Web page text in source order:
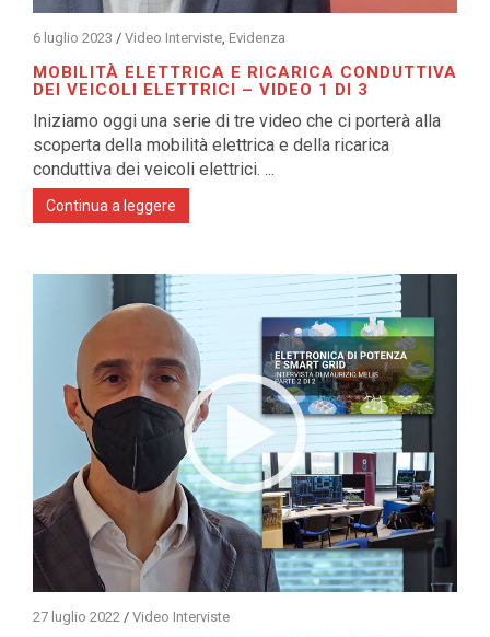
6 luglio 2023 / Video Interviste, Evidenza
MOBILITÀ ELETTRICA E RICARICA CONDUTTIVA
DEI VEICOLI ELETTRICI – VIDEO 1 DI 3
Iniziamo oggi una serie di tre video che ci porterà alla
scoperta della mobilità elettrica e della ricarica
conduttiva dei veicoli elettrici. ...
Continua a leggere
27 luglio 2022 / Video Interviste